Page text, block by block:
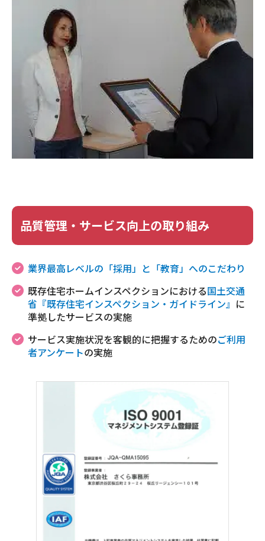
品質管理・サービス向上の取り組み
業界最高レベルの「採用」と「教育」へのこだわり
既存住宅ホームインスペクションにおける国土交通
省『既存住宅インスペクション・ガイドライン』 に
準拠したサービスの実施
サービス実施状況を客観的に把握するためのご利用
者アンケートの実施